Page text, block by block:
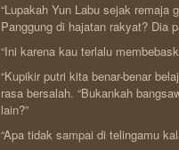
“Lupakah Yun Labu sejak remaja
Panggung di hajatan rakyat? Dia
“Ini karena kau terlalu
“Kupikir putri kita benar-benar
rasa bersalah. “Bukankah
lain?”
“Apa tidak sampai di telingamu